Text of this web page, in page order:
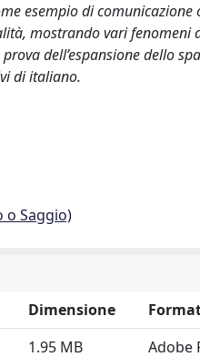
esempio di
mostrando vari
dell’espansione dello
di italiano.
o Saggio)
Dimensione
1.95 MB Adobe